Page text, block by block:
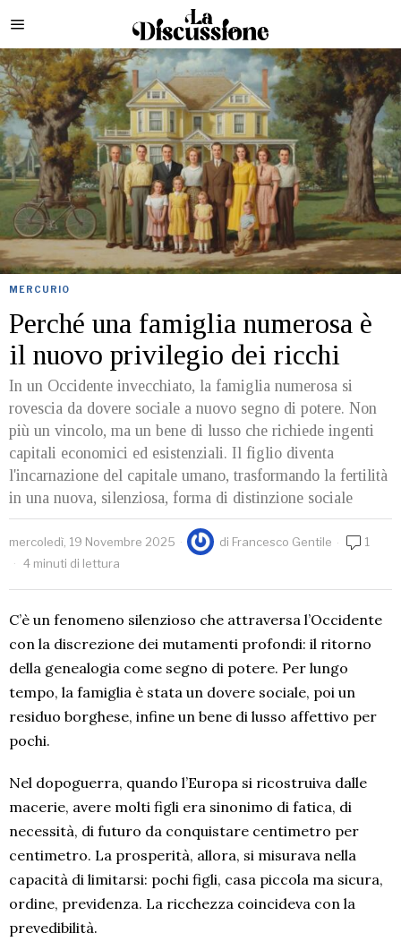
MERCURIO
Perché una famiglia numerosa è
il nuovo privilegio dei ricchi
In un Occidente invecchiato, la famiglia numerosa si
rovescia da dovere sociale a nuovo segno di potere. Non
più un vincolo, ma un bene di lusso che richiede ingenti
capitali economici ed esistenziali. Il figlio diventa
l'incarnazione del capitale umano, trasformando la fertilità
in una nuova, silenziosa, forma di distinzione sociale
mercoledì, 19 Novembre 2025 di Francesco Gentile
1
4 minuti di lettura
C’è un fenomeno silenzioso che attraversa l’Occidente
con la discrezione dei mutamenti profondi: il ritorno
della genealogia come segno di potere. Per lungo
tempo, la famiglia è stata un dovere sociale, poi un
residuo borghese, infine un bene di lusso affettivo per
pochi.
Nel dopoguerra, quando l’Europa si ricostruiva dalle
macerie, avere molti figli era sinonimo di fatica, di
necessità, di futuro da conquistare centimetro per
centimetro. La prosperità, allora, si misurava nella
capacità di limitarsi: pochi figli, casa piccola ma sicura,
ordine, previdenza. La ricchezza coincideva con la
prevedibilità.